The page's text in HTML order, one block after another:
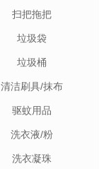
扫把拖把
垃圾袋
垃圾桶
清洁刷具/抹布
驱蚊用品
洗衣液/粉
洗衣凝珠